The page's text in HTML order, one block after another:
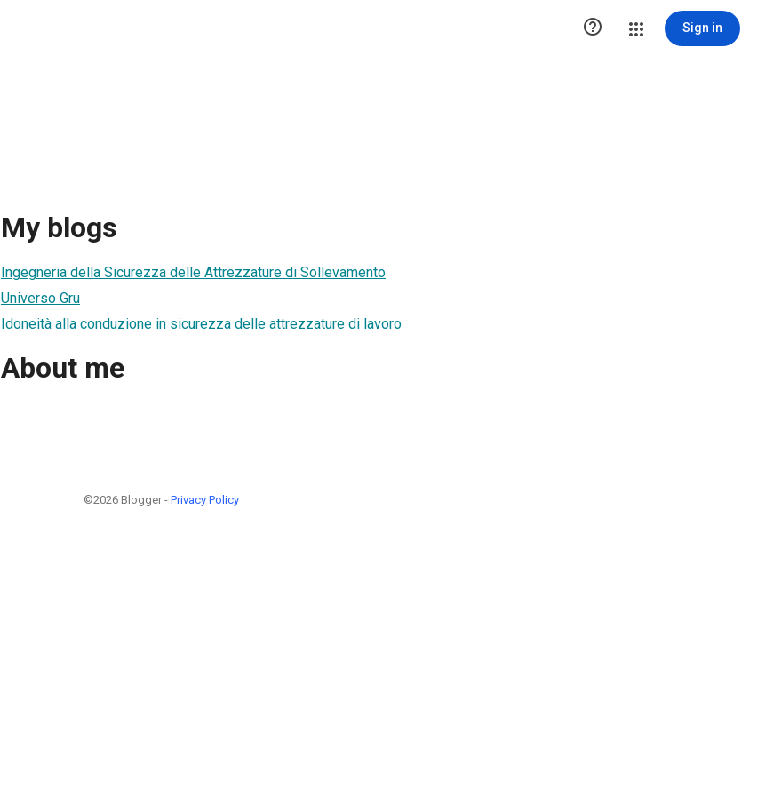
 Sign in
My blogs
Ingegneria della Sicurezza delle Attrezzature di Sollevamento
Universo Gru
Idoneità alla conduzione in sicurezza delle attrezzature di lavoro
About me
©2026 Blogger - Privacy Policy